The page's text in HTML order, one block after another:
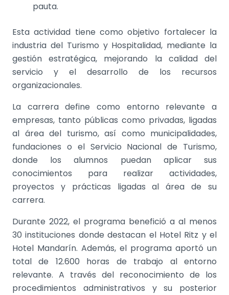
pauta.
Esta actividad tiene como objetivo fortalecer la
industria del Turismo y Hospitalidad, mediante la
gestión estratégica, mejorando la calidad del
servicio y el desarrollo de los recursos
organizacionales.
La carrera define como entorno relevante a
empresas, tanto públicas como privadas, ligadas
al área del turismo, así como municipalidades,
fundaciones o el Servicio Nacional de Turismo,
donde los alumnos puedan aplicar sus
conocimientos para realizar actividades,
proyectos y prácticas ligadas al área de su
carrera.
Durante 2022, el programa benefició a al menos
30 instituciones donde destacan el Hotel Ritz y el
Hotel Mandarín. Además, el programa aportó un
total de 12.600 horas de trabajo al entorno
relevante. A través del reconocimiento de los
procedimientos administrativos y su posterior